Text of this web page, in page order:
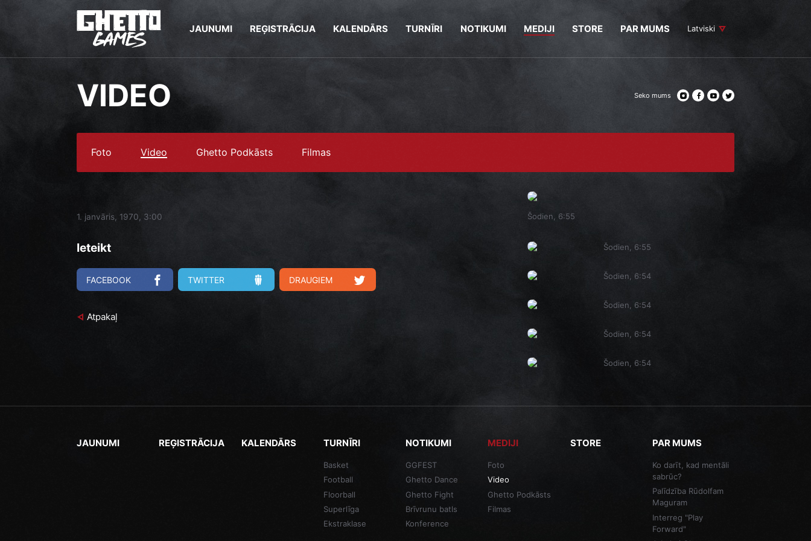
JAUNUMI REĢISTRĀCIJA KALENDĀRS TURNĪRI NOTIKUMI MEDIJI STORE PAR MUMS Latviski
VIDEO Seko mums
Foto Video Ghetto Podkāsts Filmas
1. janvāris, 1970, 3:00
Ieteikt
FACEBOOK TWITTER DRAUGIEM
Atpakaļ
Šodien, 6:55
Šodien, 6:55
Šodien, 6:54
Šodien, 6:54
Šodien, 6:54
Šodien, 6:54
JAUNUMI REĢISTRĀCIJA KALENDĀRS TURNĪRI
Basket
Football
Floorball
Superlīga
Ekstraklase
NOTIKUMI
GGFEST
Ghetto Dance
Ghetto Fight
Brīvrunu batls
Konference
MEDIJI
Foto
Video
Ghetto Podkāsts
Filmas
STORE PAR MUMS
Ko darīt, kad mentāli
sabrūc?
Palīdzība Rūdolfam
Maguram
Interreg "Play
Forward"